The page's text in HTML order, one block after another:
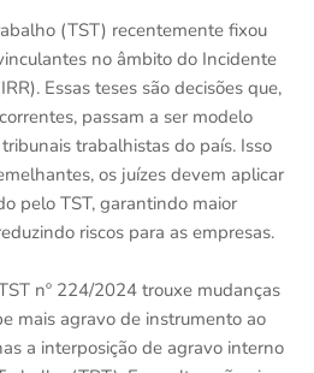
(TST) recentemente fixou
no âmbito do Incidente
Essas teses são decisões que,
passam a ser modelo
trabalhistas do país. Isso
os juízes devem aplicar
pelo TST, garantindo maior
riscos para as empresas.
nº 224/2024 trouxe mudanças
mais agravo de instrumento ao
a interposição de agravo interno